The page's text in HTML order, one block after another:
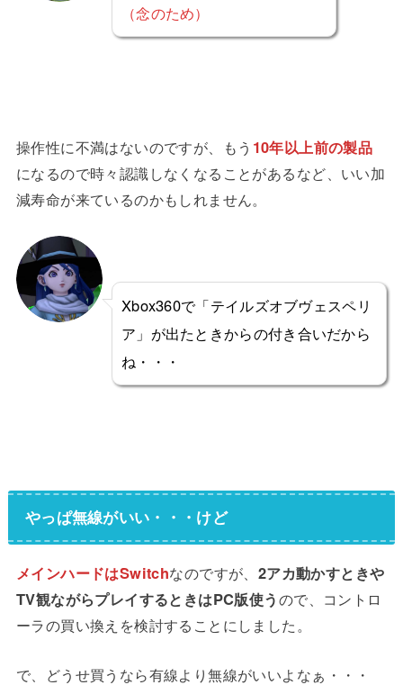
（念のため）
操作性に不満はないのですが、もう 10年以上前の製品
になるので時々認識しなくなることがあるなど、いい加
減寿命が来ているのかもしれません。
Xbox360で「テイルズオブヴェスペリ
ア」が出たときからの付き合いだから
ね・・・
やっぱ無線がいい・・・けど
メインハードはSwitchなのですが、 2アカ動かすときや
TV観ながらプレイするときはPC版使うので、コントロ
ーラの買い換えを検討することにしました。
で、どうせ買うなら有線より無線がいいよなぁ・・・